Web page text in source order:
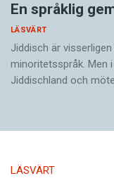
En språklig
LÄSVÄRT
Jiddisch är
minoritetsspråk. Men
Jiddischland och
LÄSVÄRT